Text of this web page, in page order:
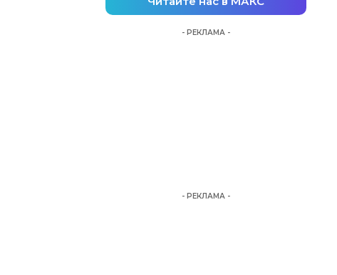
- РЕКЛАМА -
- РЕКЛАМА -